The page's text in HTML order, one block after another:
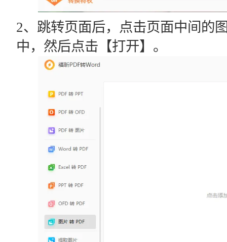
2、跳转页面后，点击页面中间的
中，然后点击【打开】。